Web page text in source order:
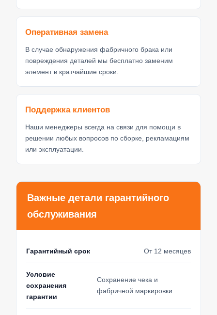
Оперативная замена
В случае обнаружения фабричного брака или
повреждения деталей мы бесплатно заменим
элемент в кратчайшие сроки.
Поддержка клиентов
Наши менеджеры всегда на связи для помощи в
решении любых вопросов по сборке, рекламациям
или эксплуатации.
Важные детали гарантийного
обслуживания
Гарантийный срок От 12 месяцев
Условие
сохранения
гарантии
Сохранение чека и
фабричной маркировки